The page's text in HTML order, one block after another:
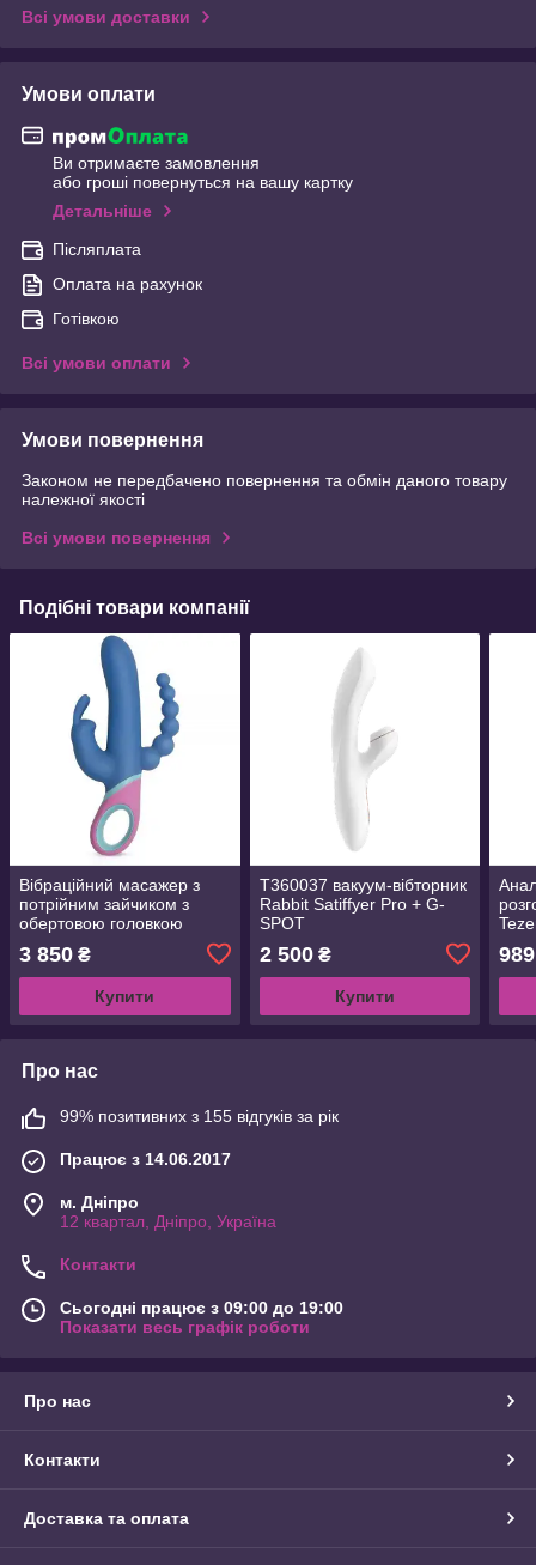
Всі умови доставки
Умови оплати
Ви отримаєте замовлення
або гроші повернуться на вашу картку
Детальніше
Післяплата
Оплата на рахунок
Готівкою
Всі умови оплати
Умови повернення
Законом не передбачено повернення та обмін даного товару
належної якості
Всі умови повернення
Подібні товари компанії
Вібраційний масажер з
потрійним зайчиком з
обертовою головкою
3 850 ₴
Купити
T360037 вакуум-вібторник
Rabbit Satiffyer Pro + G-
SPOT
2 500₴
Купити
989
Про нас
99% позитивних з 155 відгуків за рік
Працює з 14.06.2017
м. Дніпро
12 квартал, Дніпро, Україна
Контакти
Сьогодні працює з 09:00 до 19:00
Показати весь графік роботи
Про нас
Контакти
Доставка та оплата